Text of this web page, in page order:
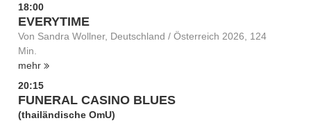
18:00
EVERYTIME
Von Sandra Wollner, Deutschland / Österreich 2026, 124
Min.
mehr
20:15
FUNERAL CASINO BLUES
(thailändische OmU)